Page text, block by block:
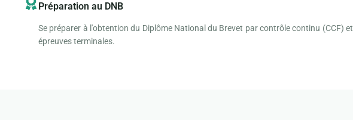
Préparation au DNB
Se préparer à l'obtention du Diplôme National du Brevet par contrôle continu (CCF) et
épreuves terminales.